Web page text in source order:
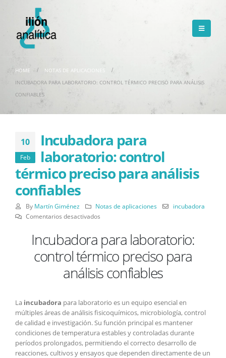
HOME
NOTAS DE APLICACIONES
INCUBADORA PARA LABORATORIO: CONTROL TÉRMICO PRECISO PARA ANÁLISIS
CONFIABLES
10
Feb
Incubadora para
laboratorio: control
térmico preciso para análisis
confiables
By Martín Giménez Notas de aplicaciones
incubadora
Comentarios desactivadosen
para
laboratorio:
control
preciso
confiables
Incubadora para laboratorio:
control térmico preciso para
análisis confiables
La incubadora para laboratorio es un equipo esencial en
múltiples áreas de análisis fisicoquímicos, microbiología, control
de calidad e investigación. Su función principal es mantener
condiciones de temperatura estables y controladas durante
períodos prolongados, permitiendo el correcto desarrollo de
reacciones, cultivos y ensayos que dependen directamente de un